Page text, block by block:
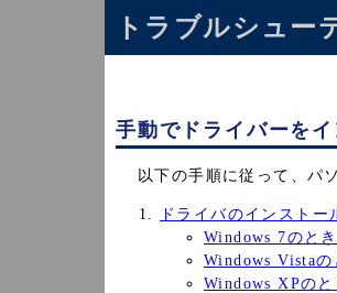
トラブルシュー
手動でドライバーを
以下の手順に従って、パ
ドライバのインストー
Windows 7のとき
Windows Vistaの
Windows XPのと